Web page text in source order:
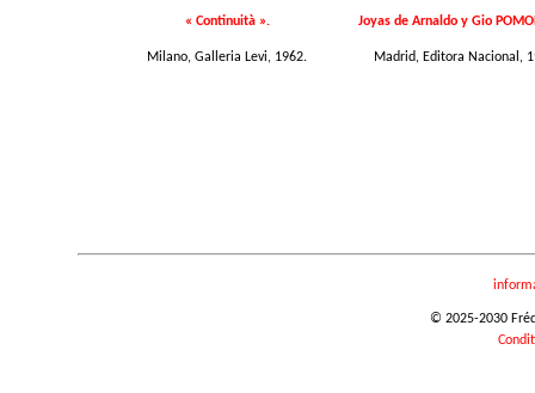
« Continuità ».
Milano, Galleria Levi, 1962.
Joyas de Arnaldo y Gio
Madrid, Editora Nacional,
© 2025-2030